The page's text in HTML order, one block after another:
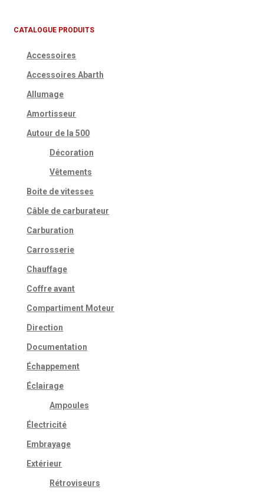
CATALOGUE PRODUITS
Accessoires
Accessoires Abarth
Allumage
Amortisseur
Autour de la 500
Décoration
Vêtements
Boite de vitesses
Câble de carburateur
Carburation
Carrosserie
Chauffage
Coffre avant
Compartiment Moteur
Direction
Documentation
Échappement
Éclairage
Ampoules
Électricité
Embrayage
Extérieur
Rétroviseurs